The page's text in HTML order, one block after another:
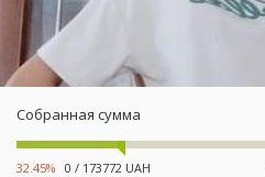
Собранная сумма
32.45% 0 / 173772 UAH